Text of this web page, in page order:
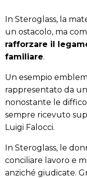
In Steroglass, la
un ostacolo, ma
rafforzare il
familiare.
Un esempio
rappresentato da
nonostante le
sempre ricevuto
Luigi Falocci.
In Steroglass, le
conciliare lavoro e
anziché giudicate.